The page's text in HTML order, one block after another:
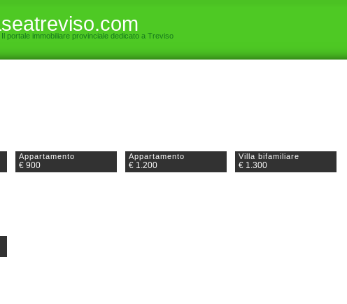
Il portale immobiliare provinciale dedicato a Treviso
Appartamento
€ 900
Appartamento
€ 1.200
Villa bifamiliare
€ 1.300